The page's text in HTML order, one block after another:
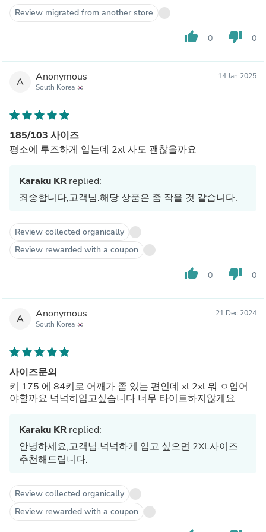
Review migrated from another store
thumb_up 0 thumb_down 0
A Anonymous
South Korea
14 Jan 2025
185/103 사이즈
평소에 루즈하게 입는데 2xl 사도 괜찮을까요
Karaku KR replied:
죄송합니다,고객님.해당 상품은 좀 작을 것 같습니다.
Review collected organically
Review rewarded with a coupon
thumb_up 0 thumb_down 0
A Anonymous
South Korea
21 Dec 2024
사이즈문의
키 175 에 84키로 어깨가 좀 있는 편인데 xl 2xl 뭐 ㅇ입어
야할까요 넉넉히입고싶습니다 너무 타이트하지않게요
Karaku KR replied:
안녕하세요,고객님.넉넉하게 입고 싶으면 2XL사이즈
추천해드립니다.
Review collected organically
Review rewarded with a coupon